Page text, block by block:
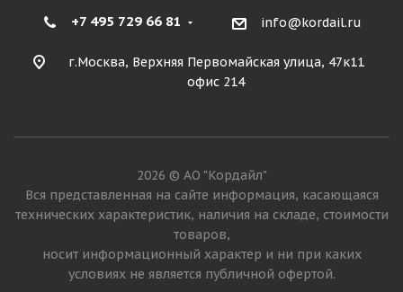
+7 495 729 66 81 info@kordail.ru
г.Москва, Верхняя Первомайская улица, 47к11
офис 214
2026 © АО "Кордайл"
Вся представленная на сайте информация, касающаяся
технических характеристик, наличия на складе, стоимости
товаров,
носит информационный характер и ни при каких
условиях не является публичной офертой.